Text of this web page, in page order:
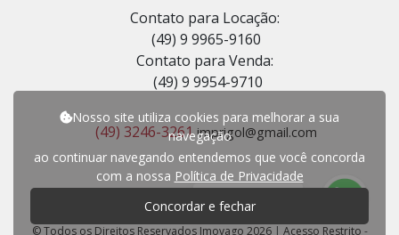
Nosso site utiliza cookies para melhorar a sua
navegação
ao continuar navegando entendemos que você concorda
com a nossa Política de Privacidade
Concordar e fechar
Contato para Locação:
(49) 9 9965-9160
Contato para Venda:
(49) 9 9954-9710
(49) 3246-3261imprigol@gmail.com
© Todos os Direitos Reservados Imovago 2026| Acesso Restrito -
ci a